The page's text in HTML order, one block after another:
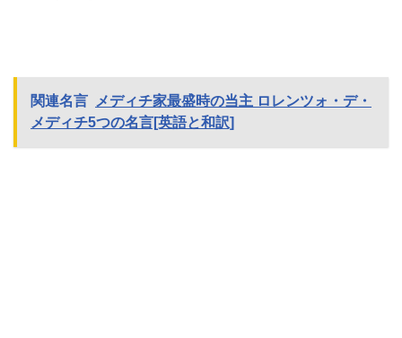
関連名言
メディチ家最盛時の当主 ロレンツォ・デ・
メディチ5つの名言[英語と和訳]